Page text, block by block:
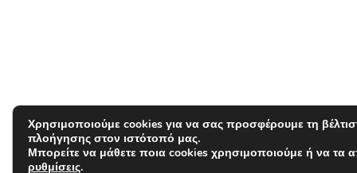
Χρησιμοποιούμε cookies για να σας προσφέρουμε τη
πλοήγησης στον ιστότοπό μας.
Μπορείτε να μάθετε ποια cookies χρησιμοποιούμε ή να τα
ρυθμίσεις.